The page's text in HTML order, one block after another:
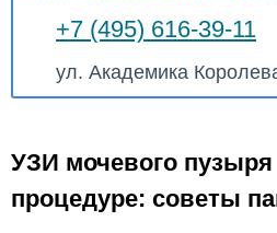
+7 (495) 616-39-11
ул. Академика
УЗИ мочевого пузыря
процедуре: советы